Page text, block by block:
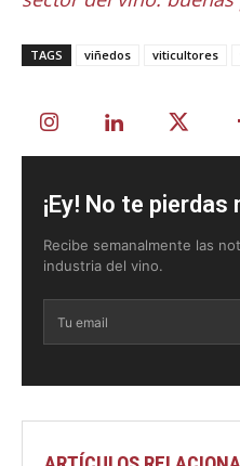
TAGS viñedos viticultores
¡Ey! No te pierdas
Recibe semanalmente las
industria del vino.